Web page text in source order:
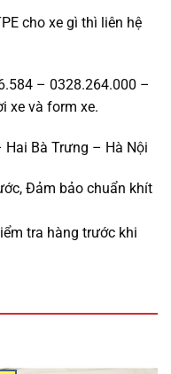
cho xe gì thì liên hệ
– 0328.264.000 –
xe và form xe.
Bà Trưng – Hà Nội
Đảm bảo chuẩn khít
tra hàng trước khi